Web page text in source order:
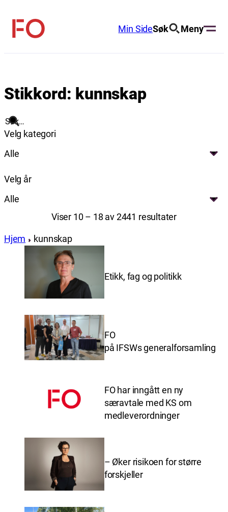
innhold
FO
Min SideSøk Meny
Stikkord: kunnskap
Søk
Velg kategori
Alle
Velg år
Alle
Viser 10 – 18 av 2441 resultater
Hjem kunnskap
Etikk, fag og politikk
FO
på IFSWs generalforsamling
FO har inngått en ny
særavtale med KS om
medleverordninger
– Øker risikoen for større
forskjeller